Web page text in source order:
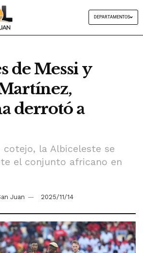
DEPARTAMENTOS
de Messi y
derrotó a
cotejo, la Albiceleste se
el conjunto africano en
Juan 2025/11/14